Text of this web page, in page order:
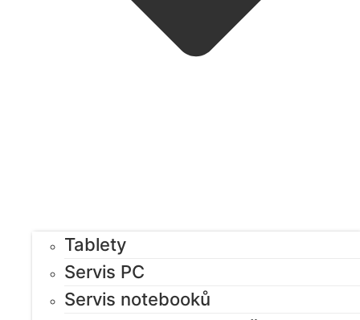
Tablety
Servis PC
Servis notebooků